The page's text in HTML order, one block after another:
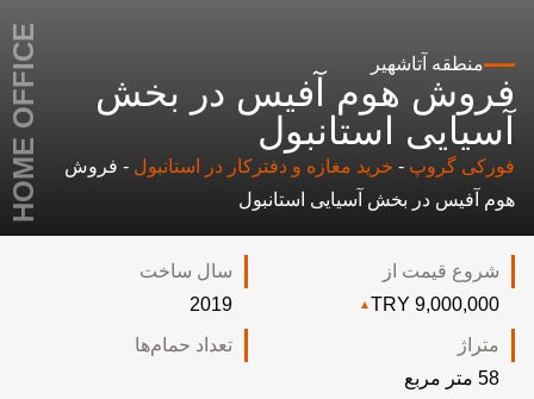
منطقه آتاشهیر
فروش هوم آفیس در بخش
آسیایی استانبول
فورکی گروپ - خرید مغازه و دفترکار در استانبول - فروش
هوم آفیس در بخش آسیایی استانبول
HOME OFFICE
شروع قیمت از
9,000,000 TRY
متراژ
58 متر مربع
سال ساخت
2019
تعداد حمام‌ها